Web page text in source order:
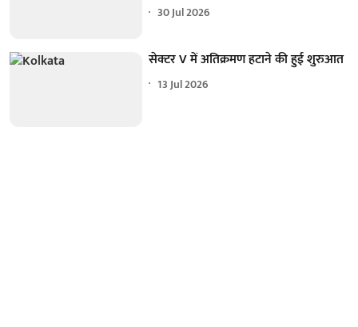
30 Jul 2026
सेक्टर V में अतिक्रमण हटाने की हुई शुरुआत
13 Jul 2026